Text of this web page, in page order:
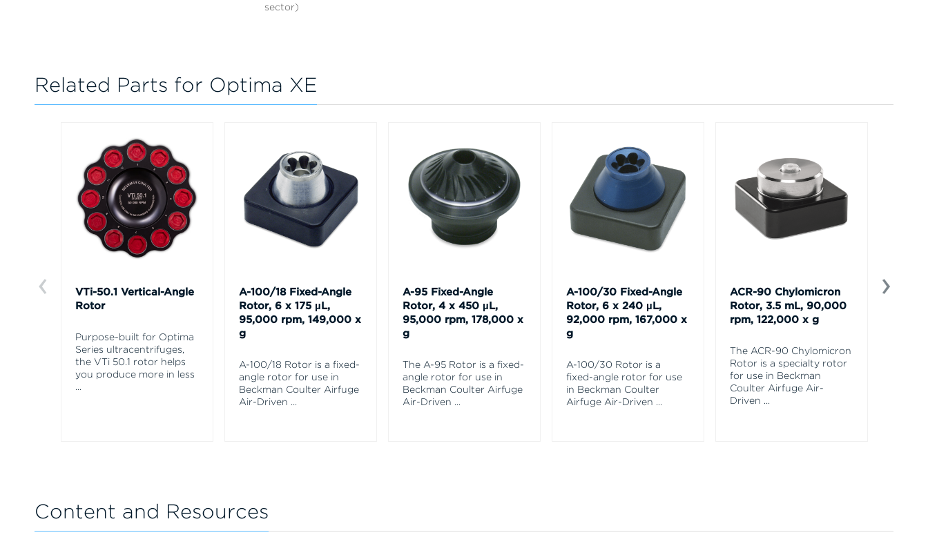
sector)
Related Parts for Optima XE
VTi-50.1 Vertical-Angle
Rotor
Purpose-built for Optima
Series ultracentrifuges,
the VTi 50.1 rotor helps
you produce more in less
...
A-100/18 Fixed-Angle
Rotor, 6 x 175 µL,
95,000 rpm, 149,000 x
g
A-100/18 Rotor is a fixed-
angle rotor for use in
Beckman Coulter Airfuge
Air-Driven ...
A-95 Fixed-Angle
Rotor, 4 x 450 µL,
95,000 rpm, 178,000 x
g
The A-95 Rotor is a fixed-
angle rotor for use in
Beckman Coulter Airfuge
Air-Driven ...
A-100/30 Fixed-Angle
Rotor, 6 x 240 µL,
92,000 rpm, 167,000 x
g
A-100/30 Rotor is a
fixed-angle rotor for use
in Beckman Coulter
Airfuge Air-Driven ...
ACR-90 Chylomicron
Rotor, 3.5 mL, 90,000
rpm, 122,000 x g
The ACR-90 Chylomicron
Rotor is a specialty rotor
for use in Beckman
Coulter Airfuge Air-
Driven ...
Content and Resources